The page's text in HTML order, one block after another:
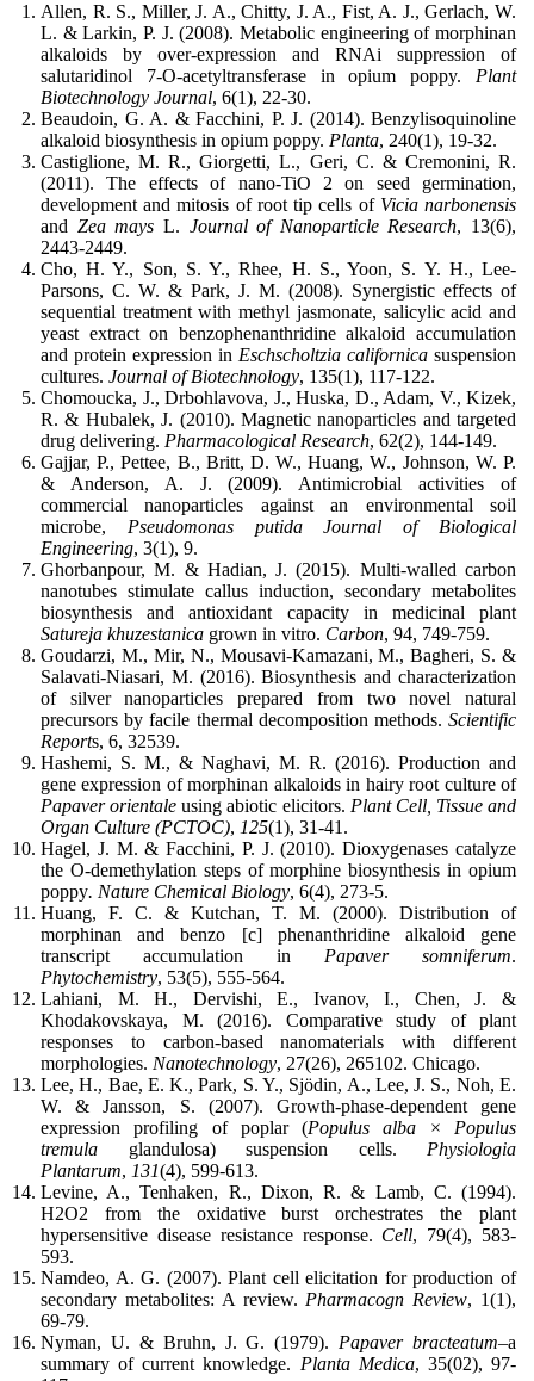
Allen, R. S., Miller, J. A., Chitty, J. A., Fist, A. J., Gerlach, W.
L. & Larkin, P. J. (2008). Metabolic engineering of morphinan
alkaloids by over‐expression and RNAi suppression of
salutaridinol 7‐O‐acetyltransferase in opium poppy. Plant
Biotechnology Journal, 6(1), 22-30.
Beaudoin, G. A. & Facchini, P. J. (2014). Benzylisoquinoline
alkaloid biosynthesis in opium poppy. Planta, 240(1), 19-32.
Castiglione, M. R., Giorgetti, L., Geri, C. & Cremonini, R.
(2011). The effects of nano-TiO 2 on seed germination,
development and mitosis of root tip cells of Vicia narbonensis
and Zea mays L. Journal of Nanoparticle Research, 13(6),
2443-2449.
Cho, H. Y., Son, S. Y., Rhee, H. S., Yoon, S. Y. H., Lee-
Parsons, C. W. & Park, J. M. (2008). Synergistic effects of
sequential treatment with methyl jasmonate, salicylic acid and
yeast extract on benzophenanthridine alkaloid accumulation
and protein expression in Eschscholtzia californica suspension
cultures. Journal of Biotechnology, 135(1), 117-122.
Chomoucka, J., Drbohlavova, J., Huska, D., Adam, V., Kizek,
R. & Hubalek, J. (2010). Magnetic nanoparticles and targeted
drug delivering. Pharmacological Research, 62(2), 144-149.
Gajjar, P., Pettee, B., Britt, D. W., Huang, W., Johnson, W. P.
& Anderson, A. J. (2009). Antimicrobial activities of
commercial nanoparticles against an environmental soil
microbe, Pseudomonas putida
Journal of Biological
Engineering, 3(1), 9.
Ghorbanpour, M. & Hadian, J. (2015). Multi-walled carbon
nanotubes stimulate callus induction, secondary metabolites
biosynthesis and antioxidant capacity in medicinal plant
Satureja khuzestanica grown in vitro. Carbon, 94, 749-759.
Goudarzi, M., Mir, N., Mousavi-Kamazani, M., Bagheri, S. &
Salavati-Niasari, M. (2016). Biosynthesis and characterization
of silver nanoparticles prepared from two novel natural
precursors by facile thermal decomposition methods. Scientific
Reports, 6, 32539.
Hashemi, S. M., & Naghavi, M. R. (2016). Production and
gene expression of morphinan alkaloids in hairy root culture of
Papaver orientale using abiotic elicitors. Plant Cell, Tissue and
Organ Culture (PCTOC), 125(1), 31-41.
Hagel, J. M. & Facchini, P. J. (2010). Dioxygenases catalyze
the O-demethylation steps of morphine biosynthesis in opium
poppy. Nature Chemical Biology, 6(4), 273-5.
Huang, F. C. & Kutchan, T. M. (2000). Distribution of
morphinan and benzo [c] phenanthridine alkaloid gene
transcript accumulation in Papaver somniferum.
Phytochemistry, 53(5), 555-564.
Lahiani, M. H., Dervishi, E., Ivanov, I., Chen, J. &
Khodakovskaya, M. (2016). Comparative study of plant
responses to carbon-based nanomaterials with different
morphologies. Nanotechnology, 27(26), 265102. Chicago.
Lee, H., Bae, E. K., Park, S. Y., Sjödin, A., Lee, J. S., Noh, E.
W. & Jansson, S. (2007). Growth‐phase‐dependent gene
expression profiling of poplar (Populus alba × Populus
tremula glandulosa) suspension cells. Physiologia
Plantarum, 131(4), 599-613.
Levine, A., Tenhaken, R., Dixon, R. & Lamb, C. (1994).
H2O2 from the oxidative burst orchestrates the plant
hypersensitive disease resistance response. Cell, 79(4), 583-
593.
Namdeo, A. G. (2007). Plant cell elicitation for production of
secondary metabolites: A review. Pharmacogn Review, 1(1),
69-79.
Nyman, U. & Bruhn, J. G. (1979). Papaver bracteatum–a
summary of current knowledge. Planta Medica, 35(02), 97-